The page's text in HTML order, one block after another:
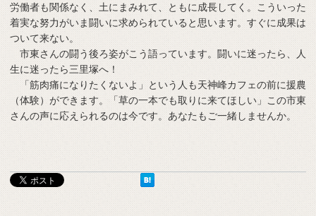
労働者も関係なく、土にまみれて、ともに成長してく。こういった
着実な努力がいま闘いに求められていると思います。すぐに成果は
ついて来ない。
市東さんの闘う後ろ姿がこう語っています。闘いに迷ったら、人
生に迷ったら三里塚へ！
「筋肉痛になりたくないよ」という人も天神峰カフェの前に援農
（体験）ができます。「草の一本でも取りに来てほしい」この市東
さんの声に応えられるのは今です。あなたもご一緒しませんか。